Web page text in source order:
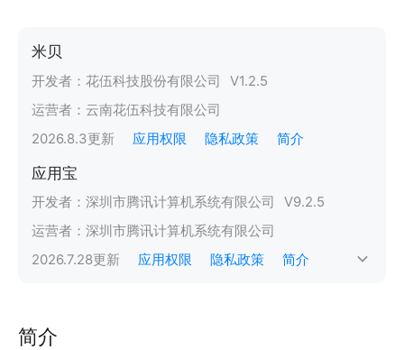
米贝
开发者： 花伍科技股份有限公司 V1.2.5
运营者： 云南花伍科技有限公司
2026.8.3更新 应用权限 隐私政策 简介
应用宝
开发者： 深圳市腾讯计算机系统有限公司 V9.2.5
运营者： 深圳市腾讯计算机系统有限公司
2026.7.28更新 应用权限 隐私政策 简介
简介